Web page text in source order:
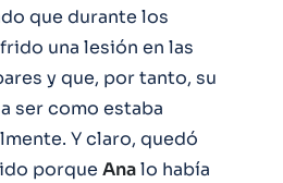
que durante los
una lesión en las
y que, por tanto, su
ser como estaba
Y claro, quedó
porque Analo había